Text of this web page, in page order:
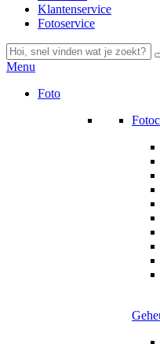
Klantenservice
Fotoservice
Menu
Foto